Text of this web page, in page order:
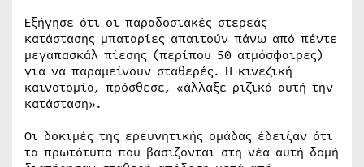
Εξήγησε ότι οι παραδοσιακές στερεάς
κατάστασης μπαταρίες απαιτούν πάνω από πέντε
μεγαπασκάλ πίεσης (περίπου 50 ατμόσφαιρες)
για να παραμείνουν σταθερές. Η κινεζική
καινοτομία, πρόσθεσε, «άλλαξε ριζικά αυτή την
κατάσταση».
Οι δοκιμές της ερευνητικής ομάδας έδειξαν ότι
τα πρωτότυπα που βασίζονται στη νέα αυτή δομή